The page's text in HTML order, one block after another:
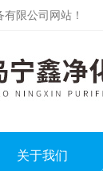
限公司网站！
关于我们